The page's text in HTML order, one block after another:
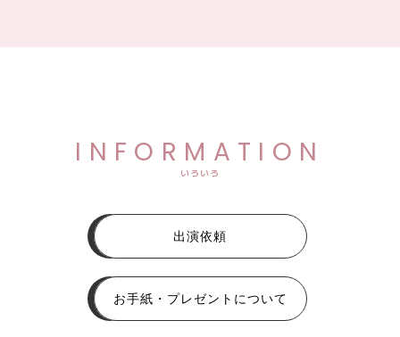
INFORMATION
いろいろ
出演依頼
お手紙・プレゼントについて